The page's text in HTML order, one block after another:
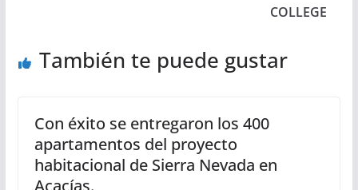
COLLEGE
También te puede gustar
Con éxito se entregaron los 400
apartamentos del proyecto
habitacional de Sierra Nevada en